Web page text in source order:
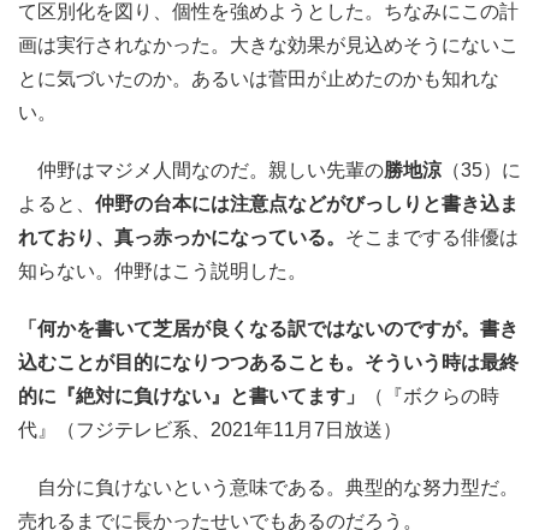
て区別化を図り、個性を強めようとした。ちなみにこの計
画は実行されなかった。大きな効果が見込めそうにないこ
とに気づいたのか。あるいは菅田が止めたのかも知れな
い。
仲野はマジメ人間なのだ。親しい先輩の勝地涼（35）に
よると、 仲野の台本には注意点などがびっしりと書き込ま
れており、真っ赤っかになっている。 そこまでする俳優は
知らない。仲野はこう説明した。
「何かを書いて芝居が良くなる訳ではないのですが。書き
込むことが目的になりつつあることも。そういう時は最終
的に『絶対に負けない』と書いてます」
（『ボクらの時
代』（フジテレビ系、2021年11月7日放送）
自分に負けないという意味である。典型的な努力型だ。
売れるまでに長かったせいでもあるのだろう。